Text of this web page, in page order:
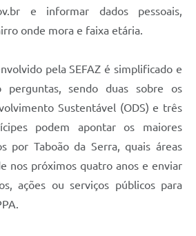
e informar dados pessoais,
onde mora e faixa etária.
pela SEFAZ é simplificado e
perguntas, sendo duas sobre os
Sustentável (ODS) e três
podem apontar os maiores
por Taboão da Serra, quais áreas
nos próximos quatro anos e enviar
ações ou serviços públicos para